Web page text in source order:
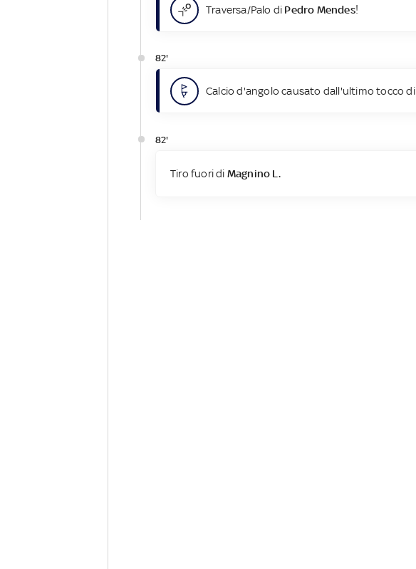
Traversa/Palo di Pedro Mendes!
82'
Calcio d'angolo causato dall'ultimo tocco di
82'
Tiro fuori di Magnino L.